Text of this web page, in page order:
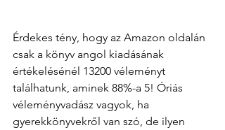
Érdekes tény, hogy az Amazon oldalán
csak a könyv angol kiadásának
értékelésénél 13200 véleményt
találhatunk, aminek 88%-a 5! Óriás
véleményvadász vagyok, ha
gyerekkönyvekről van szó, de ilyen